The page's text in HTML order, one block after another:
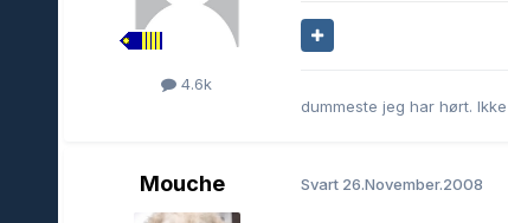
4.6k
dummeste jeg har hørt.
Mouche Svart 26.November.2008